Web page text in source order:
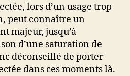
lors d’un usage trop
peut connaître un
majeur, jusqu’à
d’une saturation de
déconseillé de porter
dans ces moments là.